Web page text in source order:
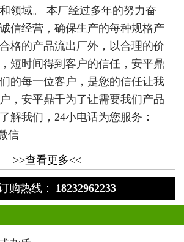
领域。 本厂经过多年的努力奋
信经营，确保生产的每种规格产
格的产品流出厂外，以合理的价
短时间得到客户的信任，安平鼎
的每一位客户，是您的信任让我
，安平鼎千为了让需要我们产品
解我们，24小电话为您服务：
信
>>查看更多<<
购热线： 18232962233